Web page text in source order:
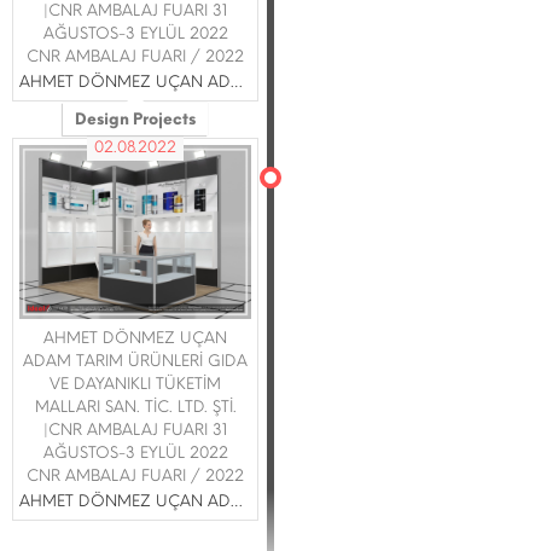
|CNR AMBALAJ FUARI 31
AĞUSTOS-3 EYLÜL 2022
CNR AMBALAJ FUARI / 2022
AHMET DÖNMEZ UÇAN ADAM TARIM ÜRÜNLERİ GIDA VE DAYANIKLI TÜKETİM MALLARI SAN. TİC. LTD. ŞTİ.
Design Projects
02.08.2022
AHMET DÖNMEZ UÇAN
ADAM TARIM ÜRÜNLERİ GIDA
VE DAYANIKLI TÜKETİM
MALLARI SAN. TİC. LTD. ŞTİ.
|CNR AMBALAJ FUARI 31
AĞUSTOS-3 EYLÜL 2022
CNR AMBALAJ FUARI / 2022
AHMET DÖNMEZ UÇAN ADAM TARIM ÜRÜNLERİ GIDA VE DAYANIKLI TÜKETİM MALLARI SAN. TİC. LTD. ŞTİ.